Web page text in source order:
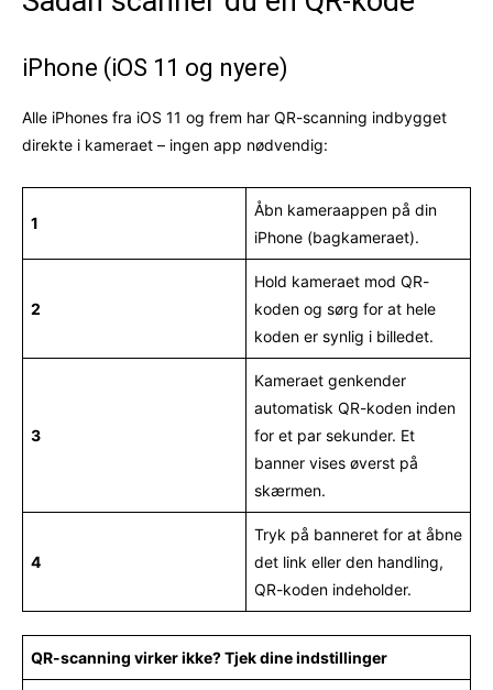
iPhone (iOS 11 og nyere)
Alle iPhones fra iOS 11 og frem har QR-scanning indbygget
direkte i kameraet – ingen app nødvendig:
1
Åbn kameraappen på din
iPhone (bagkameraet).
2
Hold kameraet mod QR-
koden og sørg for at hele
koden er synlig i billedet.
3
Kameraet genkender
automatisk QR-koden inden
for et par sekunder. Et
banner vises øverst på
skærmen.
4
Tryk på banneret for at åbne
det link eller den handling,
QR-koden indeholder.
QR-scanning virker ikke? Tjek dine indstillinger